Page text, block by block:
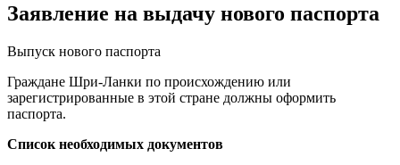
Заявление на выдачу нового паспорта
Выпуск нового паспорта
Граждане Шри-Ланки по происхождению или
зарегистрированные в этой стране должны оформить
паспорта.
Список необходимых документов